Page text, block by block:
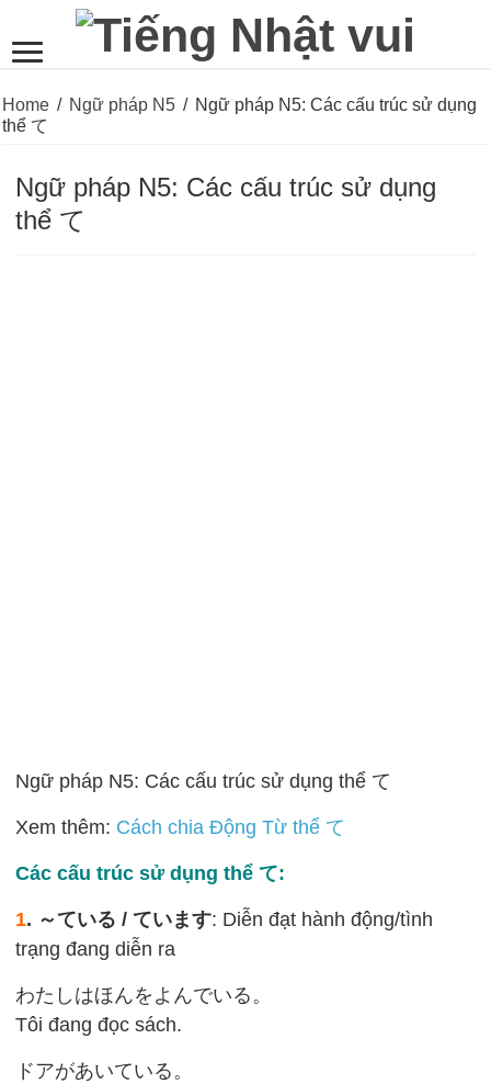
Home / Ngữ pháp N5 / Ngữ pháp N5: Các cấu trúc sử dụng
thể て
Ngữ pháp N5: Các cấu trúc sử dụng
thể て
Ngữ pháp N5: Các cấu trúc sử dụng thể て
Xem thêm: Cách chia Động Từ thể て
Các cấu trúc sử dụng thể て:
1. ～ている / ています: Diễn đạt hành động/tình
trạng đang diễn ra
わたしはほんをよんでいる。
Tôi đang đọc sách.
ドアがあいている。